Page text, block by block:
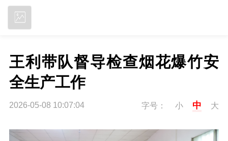
王利带队督导检查烟花爆竹安
全生产工作
2026-05-08 10:07:04 字号： 小 中 大